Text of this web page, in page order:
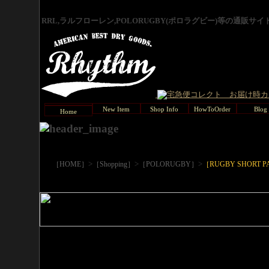
RRL,ラルフローレン,POLORUGBY(ポロラグビー)等の通販サ
Home New Item Shop Info HowToOrder Blog
［HOME］ > ［Shopping］ > ［POLORUGBY］ > ［RUGBY SHORT